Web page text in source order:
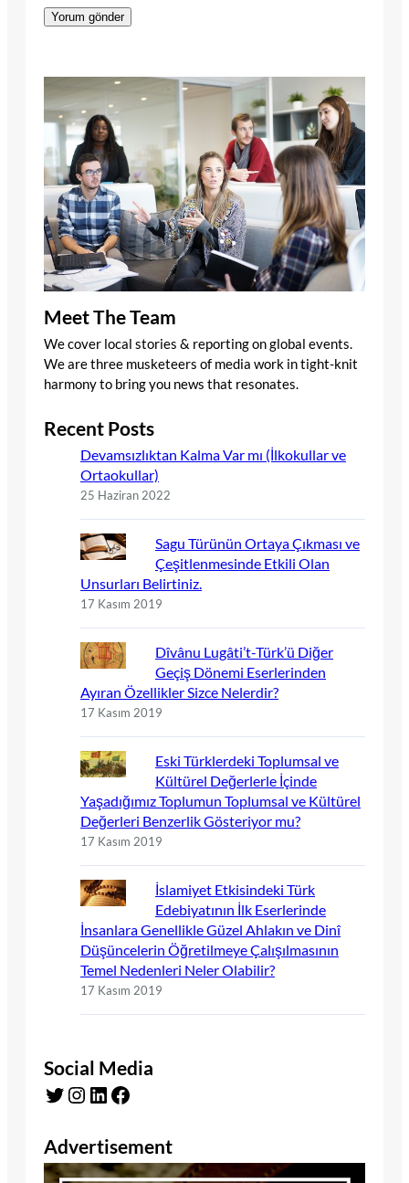
Meet The Team
We cover local stories & reporting on global events.
We are three musketeers of media work in tight-knit
harmony to bring you news that resonates.
Recent Posts
Devamsızlıktan Kalma Var mı (İlkokullar ve
Ortaokullar)
25 Haziran 2022
Sagu Türünün Ortaya Çıkması ve
Çeşitlenmesinde Etkili Olan
Unsurları Belirtiniz.
17 Kasım 2019
Dîvânu Lugâti’t-Türk’ü Diğer
Geçiş Dönemi Eserlerinden
Ayıran Özellikler Sizce Nelerdir?
17 Kasım 2019
Eski Türklerdeki Toplumsal ve
Kültürel Değerlerle İçinde
Yaşadığımız Toplumun Toplumsal ve Kültürel
Değerleri Benzerlik Gösteriyor mu?
17 Kasım 2019
İslamiyet Etkisindeki Türk
Edebiyatının İlk Eserlerinde
İnsanlara Genellikle Güzel Ahlakın ve Dinî
Düşüncelerin Öğretilmeye Çalışılmasının
Temel Nedenleri Neler Olabilir?
17 Kasım 2019
Social Media
Twitter Instagram LinkedIn Facebook
Advertisement